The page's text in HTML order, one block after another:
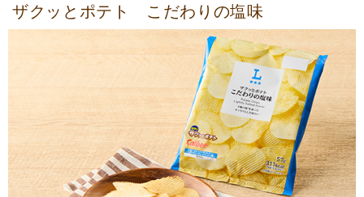
ザクッとポテト こだわりの塩味